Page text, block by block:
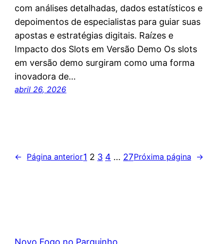
com análises detalhadas, dados estatísticos e
depoimentos de especialistas para guiar suas
apostas e estratégias digitais. Raízes e
Impacto dos Slots em Versão Demo Os slots
em versão demo surgiram como uma forma
inovadora de…
abril 26, 2026
← Página anterior1 2 3 4 … 27Próxima página →
Novo Fogo no Parquinho